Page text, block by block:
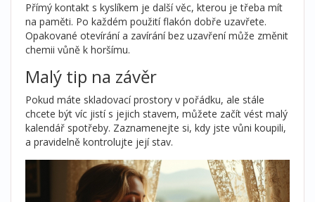
Přímý kontakt s kyslíkem je další věc, kterou je třeba mít
na paměti. Po každém použití flakón dobře uzavřete.
Opakované otevírání a zavírání bez uzavření může změnit
chemii vůně k horšímu.
Malý tip na závěr
Pokud máte skladovací prostory v pořádku, ale stále
chcete být víc jistí s jejich stavem, můžete začít vést malý
kalendář spotřeby. Zaznamenejte si, kdy jste vůni koupili,
a pravidelně kontrolujte její stav.